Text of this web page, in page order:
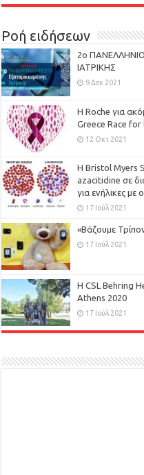
Ροή ειδήσεων
2ο
ΙΑΤΡΙΚΗΣ
9 Δεκ 2021
H Roche για
Greece Race for
12 Οκτ 2021
Η Bristol Myers
azacitidine σε
για ενήλικες με
17 Ιούλ 2021
«Βάζουμε
17 Ιούλ 2021
H CSL Behring
Athens 2020
17 Ιούλ 2021